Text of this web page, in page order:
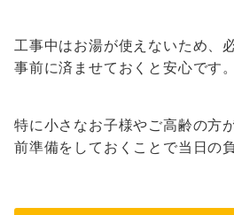
工事中はお湯が使えないため、
事前に済ませておくと安心です。
特に小さなお子様やご高齢の方
前準備をしておくことで当日の